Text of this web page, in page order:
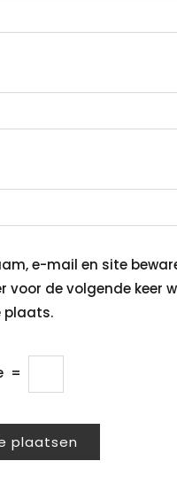
e-mail en site
voor de volgende keer
plaats.
=